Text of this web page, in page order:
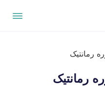
رمانتیک